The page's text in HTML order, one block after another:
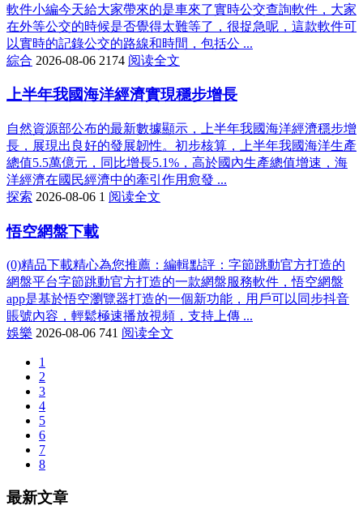
軟件小編今天給大家帶來的是車來了實時公交查詢軟件，大家
在外等公交的時候是否覺得太難等了，很捉急呢，這款軟件可
以實時的記錄公交的路線和時間，包括公 ...
綜合 2026-08-06 2174 阅读全文
上半年我國海洋經濟實現穩步增長
自然資源部公布的最新數據顯示，上半年我國海洋經濟穩步增
長，展現出良好的發展韌性。初步核算，上半年我國海洋生產
總值5.5萬億元，同比增長5.1%，高於國內生產總值增速，海
洋經濟在國民經濟中的牽引作用愈發 ...
探索 2026-08-06 1 阅读全文
悟空網盤下載
(0)精品下載精心為您推薦：編輯點評：字節跳動官方打造的
網盤平台字節跳動官方打造的一款網盤服務軟件，悟空網盤
app是基於悟空瀏覽器打造的一個新功能，用戶可以同步抖音
賬號內容，輕鬆極速播放視頻，支持上傳 ...
娛樂 2026-08-06 741 阅读全文
1
2
3
4
5
6
7
8
最新文章